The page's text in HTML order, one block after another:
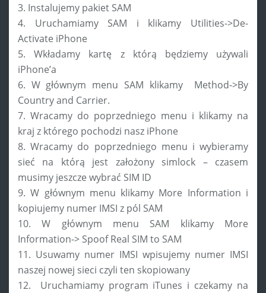
3. Instalujemy pakiet SAM
4. Uruchamiamy SAM i klikamy Utilities->De-
Activate iPhone
5. Wkładamy kartę z którą będziemy używali
iPhone’a
6. W głównym menu SAM klikamy Method->By
Country and Carrier.
7. Wracamy do poprzedniego menu i klikamy na
kraj z którego pochodzi nasz iPhone
8. Wracamy do poprzedniego menu i wybieramy
sieć na którą jest założony simlock – czasem
musimy jeszcze wybrać SIM ID
9. W głównym menu klikamy More Information i
kopiujemy numer IMSI z pól SAM
10. W głównym menu SAM klikamy More
Information-> Spoof Real SIM to SAM
11. Usuwamy numer IMSI wpisujemy numer IMSI
naszej nowej sieci czyli ten skopiowany
12. Uruchamiamy program iTunes i czekamy na